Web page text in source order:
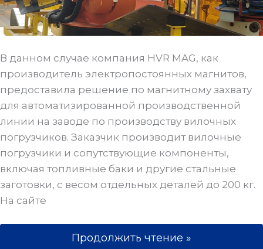
В данном случае компания HVR MAG, как
производитель электропостоянных магнитов,
предоставила решение по магнитному захвату
для автоматизированной производственной
линии на заводе по производству вилочных
погрузчиков. Заказчик производит вилочные
погрузчики и сопутствующие компоненты,
включая топливные баки и другие стальные
заготовки, с весом отдельных деталей до 200 кг.
На сайте
Продолжить чтение »